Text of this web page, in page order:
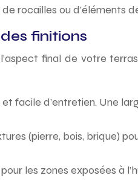
rocailles ou d’éléments
finitions
final de votre
facile d’entretien. Une
(pierre, bois, brique)
les zones exposées à